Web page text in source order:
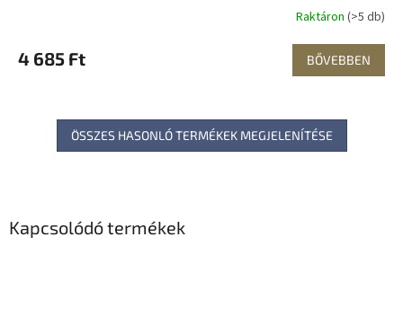
Kapcsolódó termékek
Raktáron (>5 db)
4 685 Ft BŐVEBBEN
ÖSSZES HASONLÓ TERMÉKEK MEGJELENÍTÉSE